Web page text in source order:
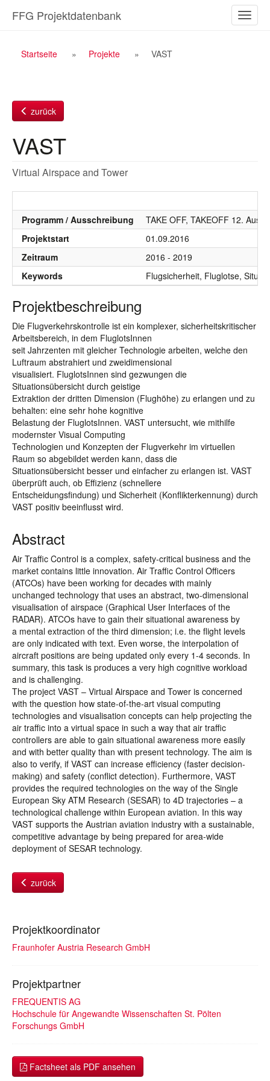
Inhalt
ein-/
FFG Projektdatenbank
Breadcrumb
Startseite Projekte VAST
zurück
VAST
Virtual Airspace and Tower
Programm / Ausschreibung
TAKE OFF, TAKEOFF 12.
Projektstart
01.09.2016
Zeitraum
2016 - 2019
Keywords
Flugsicherheit, Fluglotse,
Projektbeschreibung
Die Flugverkehrskontrolle ist ein komplexer, sicherheitskritischer
Arbeitsbereich, in dem FluglotsInnen
seit Jahrzenten mit gleicher Technologie arbeiten, welche den
Luftraum abstrahiert und zweidimensional
visualisiert. FluglotsInnen sind gezwungen die
Situationsübersicht durch geistige
Extraktion der dritten Dimension (Flughöhe) zu erlangen und zu
behalten: eine sehr hohe kognitive
Belastung der FluglotsInnen. VAST untersucht, wie mithilfe
modernster Visual Computing
Technologien und Konzepten der Flugverkehr im virtuellen
Raum so abgebildet werden kann, dass die
Situationsübersicht besser und einfacher zu erlangen ist. VAST
überprüft auch, ob Effizienz (schnellere
Entscheidungsfindung) und Sicherheit (Konflikterkennung) durch
VAST positiv beeinflusst wird.
Abstract
Air Traffic Control is a complex, safety-critical business and the
market contains little innovation. Air Traffic Control Officers
(ATCOs) have been working for decades with mainly
unchanged technology that uses an abstract, two-dimensional
visualisation of airspace (Graphical User Interfaces of the
RADAR). ATCOs have to gain their situational awareness by
a mental extraction of the third dimension; i.e. the flight levels
are only indicated with text. Even worse, the interpolation of
aircraft positions are being updated only every 1-4 seconds. In
summary, this task is produces a very high cognitive workload
and is challenging.
The project VAST – Virtual Airspace and Tower is concerned
with the question how state-of-the-art visual computing
technologies and visualisation concepts can help projecting the
air traffic into a virtual space in such a way that air traffic
controllers are able to gain situational awareness more easily
and with better quality than with present technology. The aim is
also to verify, if VAST can increase efficiency (faster decision-
making) and safety (conflict detection). Furthermore, VAST
provides the required technologies on the way of the Single
European Sky ATM Research (SESAR) to 4D trajectories – a
technological challenge within European aviation. In this way
VAST supports the Austrian aviation industry with a sustainable,
competitive advantage by being prepared for area-wide
deployment of SESAR technology.
zurück
Projektkoordinator
Fraunhofer Austria Research GmbH
Projektpartner
FREQUENTIS AG
Hochschule für Angewandte Wissenschaften St. Pölten
Forschungs GmbH
Factsheet als PDF ansehen